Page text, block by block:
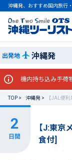
沖縄発、おすすめ国内旅行
出発地 沖縄発
機内持ち込み手荷
TOP 沖縄発
【JAL便
【J:東京
食付]